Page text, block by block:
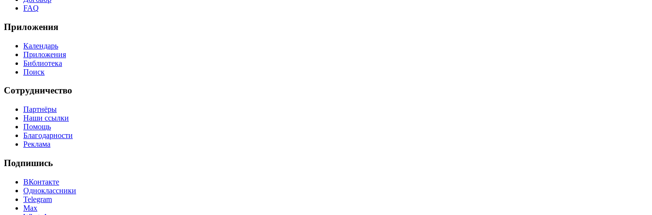
FAQ
Приложения
Календарь
Приложения
Библиотека
Поиск
Сотрудничество
Партнёры
Наши ссылки
Помощь
Благодарности
Реклама
Подпишись
ВКонтакте
Одноклассники
Telegram
Max